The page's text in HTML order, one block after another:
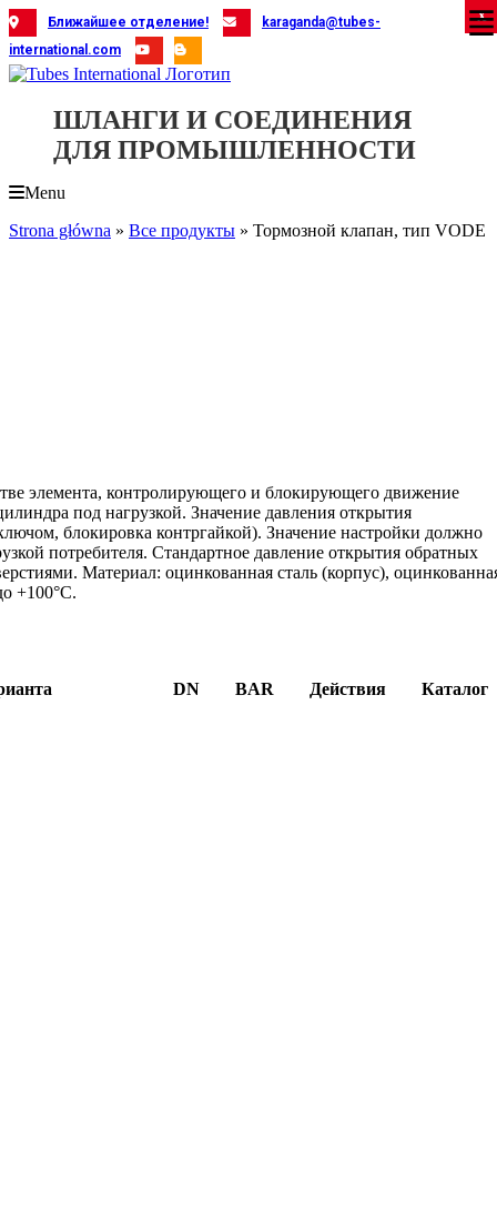
Skip
to
content
Ближайшее отделение!
karaganda@tubes-
international.com
ШЛАНГИ И СОЕДИНЕНИЯ
ДЛЯ ПРОМЫШЛЕННОСТИ
Menu
Strona główna » Все продукты » Тормозной клапан, тип VODE
элемента, контролирующего и блокирующего движение
под нагрузкой. Значение давления открытия
блокировка контргайкой). Значение настройки должно
потребителя. Стандартное давление открытия обратных
Материал: оцинкованная сталь (корпус),
+100°C.
DN BAR Действия Каталог
X
X
X
X
X
X
X
X
X
X
X
X
X
X
X
X
X
X
X